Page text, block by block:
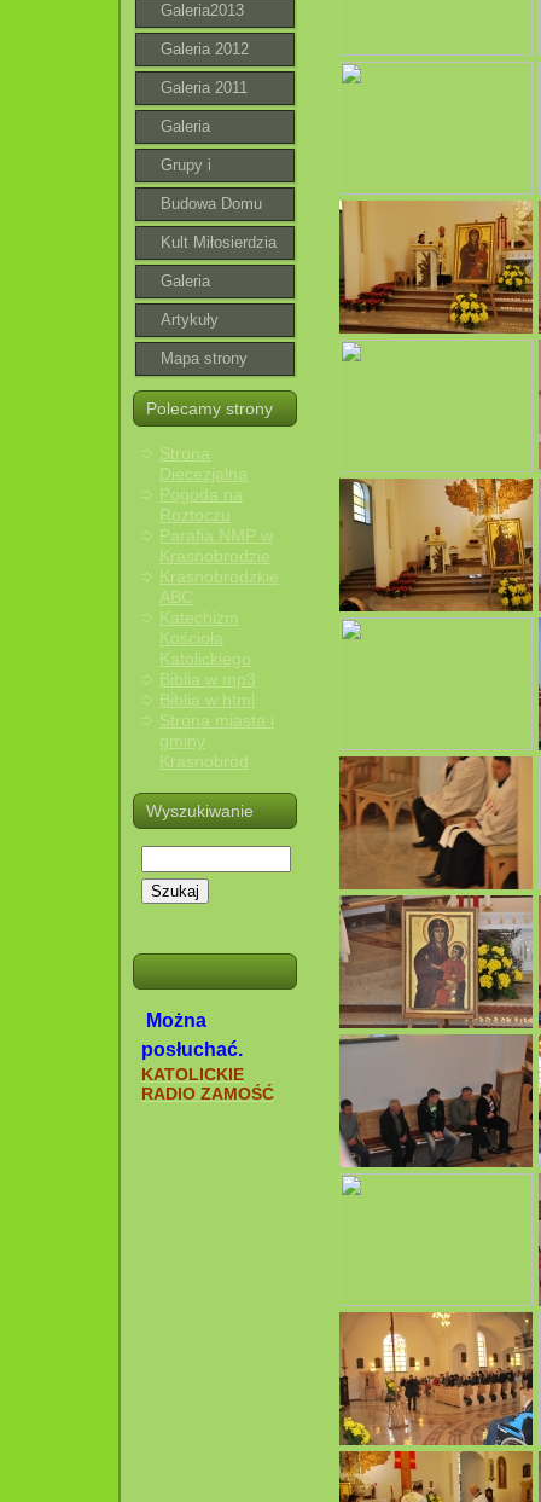
Galeria2013
Galeria 2012
Galeria 2011
Galeria
Grupy i
wspólnoty
Budowa Domu
Parafialnego
Kult Miłosierdzia
Bożego
Galeria
roztoczańska
Artykuły
Mapa strony
Polecamy strony
Strona
Diecezjalna
Pogoda na
Roztoczu
Parafia NMP w
Krasnobrodzie
Krasnobrodzkie
ABC
Katechizm
Kościoła
Katolickiego
Biblia w mp3
Biblia w html
Strona miasta i
gminy
Krasnobród
Wyszukiwanie
Szukaj
Można
posłuchać.
KATOLICKIE
RADIO ZAMOŚĆ